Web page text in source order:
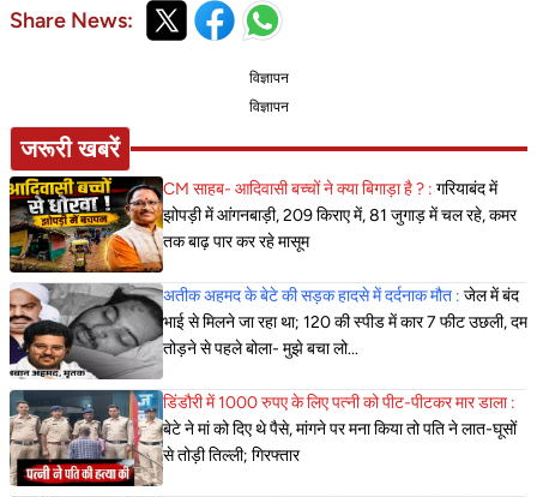
Share News:
विज्ञापन
विज्ञापन
जरूरी खबरें
CM साहब- आदिवासी बच्चों ने क्या बिगाड़ा है ? : गरियाबंद में
झोपड़ी में आंगनबाड़ी, 209 किराए में, 81 जुगाड़ में चल रहे, कमर
तक बाढ़ पार कर रहे मासूम
अतीक अहमद के बेटे की सड़क हादसे में दर्दनाक मौत : जेल में बंद
भाई से मिलने जा रहा था; 120 की स्पीड में कार 7 फीट उछली, दम
तोड़ने से पहले बोला- मुझे बचा लो...
डिंडौरी में 1000 रुपए के लिए पत्नी को पीट-पीटकर मार डाला :
बेटे ने मां को दिए थे पैसे, मांगने पर मना किया तो पति ने लात-घूसों
से तोड़ी तिल्ली; गिरफ्तार